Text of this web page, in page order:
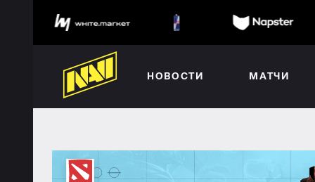
НОВОСТИ МАТЧИ